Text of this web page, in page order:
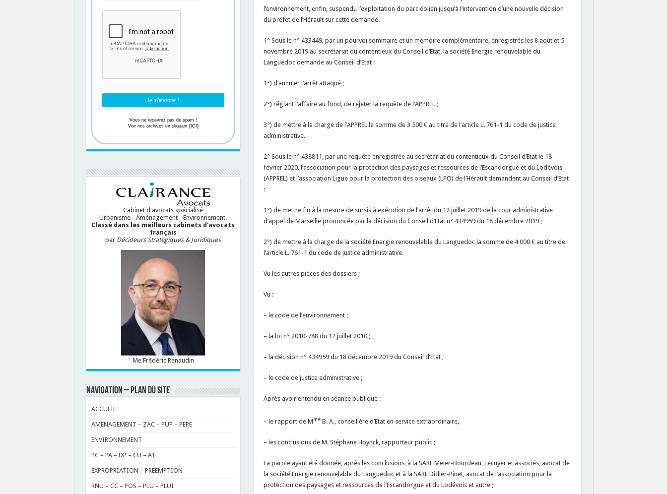
l’environnement, enfin, suspendu l’exploitation du parc éolien jusqu’à l’intervention d’une nouvelle décision
du préfet de l’Hérault sur cette demande.
1° Sous le n° 433449, par un pourvoi sommaire et un mémoire complémentaire, enregistrés les 8 août et 5
novembre 2019 au secrétariat du contentieux du Conseil d’Etat, la société Energie renouvelable du
Languedoc demande au Conseil d’Etat :
1°) d’annuler l’arrêt attaqué ;
2°) réglant l’affaire au fond, de rejeter la requête de l’APPREL ;
3°) de mettre à la charge de l’APPREL la somme de 3 500 € au titre de l’article L. 761-1 du code de justice
administrative.
2° Sous le n° 438811, par une requête enregistrée au secrétariat du contentieux du Conseil d’Etat le 18
février 2020, l’association pour la protection des paysages et ressources de l’Escandorgue et du Lodévois
(APPREL) et l’association Ligue pour la protection des oiseaux (LPO) de l’Hérault demandent au Conseil d’Etat
:
1°) de mettre fin à la mesure de sursis à exécution de l’arrêt du 12 juillet 2019 de la cour administrative
d’appel de Marseille prononcée par la décision du Conseil d’Etat n° 434959 du 18 décembre 2019 ;
2°) de mettre à la charge de la société Energie renouvelable du Languedoc la somme de 4 000 € au titre de
l’article L. 761-1 du code de justice administrative.
Vu les autres pièces des dossiers ;
Vu :
– le code de l’environnement ;
– la loi n° 2010-788 du 12 juillet 2010 ;
– la décision n° 434959 du 18 décembre 2019 du Conseil d’Etat ;
– le code de justice administrative ;
Après avoir entendu en séance publique :
– le rapport de MmeB. A., conseillère d’Etat en service extraordinaire,
– les conclusions de M. Stéphane Hoynck, rapporteur public ;
La parole ayant été donnée, après les conclusions, à la SARL Meier-Bourdeau, Lecuyer et associés, avocat de
la société Energie renouvelable du Languedoc et à la SARL Didier-Pinet, avocat de l’association pour la
protection des paysages et ressources de l’Escandorgue et du Lodévois et autre ;
Vous ne recevrez pas de spam !
Voir nos archives en cliquant [ICI]
Cabinet d'avocats spécialisé
Urbanisme - Aménagement - Environnement.
Classé dans les meilleurs cabinets d'avocats
français
par Décideurs Stratégiques & Juridiques
Me Frédéric Renaudin
NAVIGATION – PLAN DU SITE
ACCUEIL
AMENAGEMENT – ZAC – PUP – PEPE
ENVIRONNEMENT
PC – PA – DP – CU – AT…
EXPROPRIATION – PREEMPTION
RNU – CC – POS – PLU – PLUI